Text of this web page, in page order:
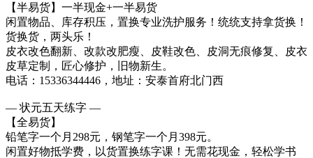
【半易货】一半现金+一半易货
闲置物品、库存积压，置换专业洗护服务！统统支持拿货换！
货换货，两头乐！
皮衣改色翻新、改款改肥瘦、皮鞋改色、皮洞无痕修复、皮衣
皮草定制，匠心修护，旧物新生。
电话：15336344446，地址：安泰首府北门西
— 状元五天练字 —
【全易货】
铅笔字一个月298元，钢笔字一个月398元。
闲置好物抵学费，以货置换练字课！无需花现金，轻松学书